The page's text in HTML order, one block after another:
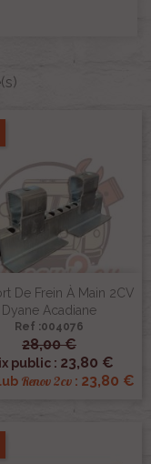
De Frein À Main 2CV
Dyane Acadiane
Ref :004076
28,00 €
public : 23,80 €
Renov 2cv : 23,80 €